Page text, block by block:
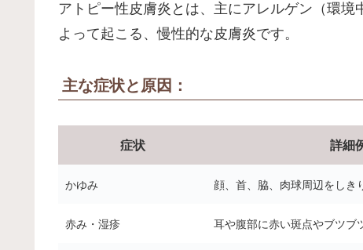
アトピー性皮膚炎とは、主にアレルゲン（環
よって起こる、慢性的な皮膚炎です。
主な症状と原因：
症状 詳細
かゆみ 顔、首、脇、肉球周辺をしき
赤み・湿疹 耳や腹部に赤い斑点やブツブ